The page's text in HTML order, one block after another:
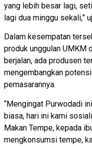
yang lebih besar lagi,
lagi dua minggu sekali,”
Dalam kesempatan
produk unggulan UMKM
berjalan, ada produsen
mengembangkan
pemasarannya.
“Mengingat Purwodadi
biasa, hari ini kami
Makan Tempe, kepada
mengkonsumsi tempe,